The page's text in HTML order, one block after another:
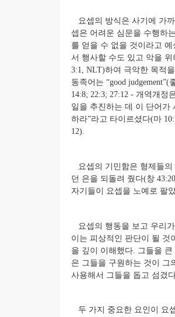
요셉의 방식은 사기에 가
셉은 어려운 심문을 수행하
를 얻을 수 없을 것이라고 예
서 행사할 수도 있고 악을 위
3:1, NLT)하여 극악한 목적
동족어는 “good
14:8; 22:3; 27:12 - 개역개
일을 추진하는 데 이 단어가
하라”라고 타이르셨다(마
12).
요셉의 기민함은 형제들의
던 은을 되돌려 줬다(창
자기들이 요셉을 노예로 팔
요셉의 행동을 보고 우리
이는 피상적인 판단이 될 것
을 깊이 이해했다. 그들을
은 그들을 구원하는 것이 그
사용해서 그들을 돕고 섬겼
두 가지 중요한 요인이 요